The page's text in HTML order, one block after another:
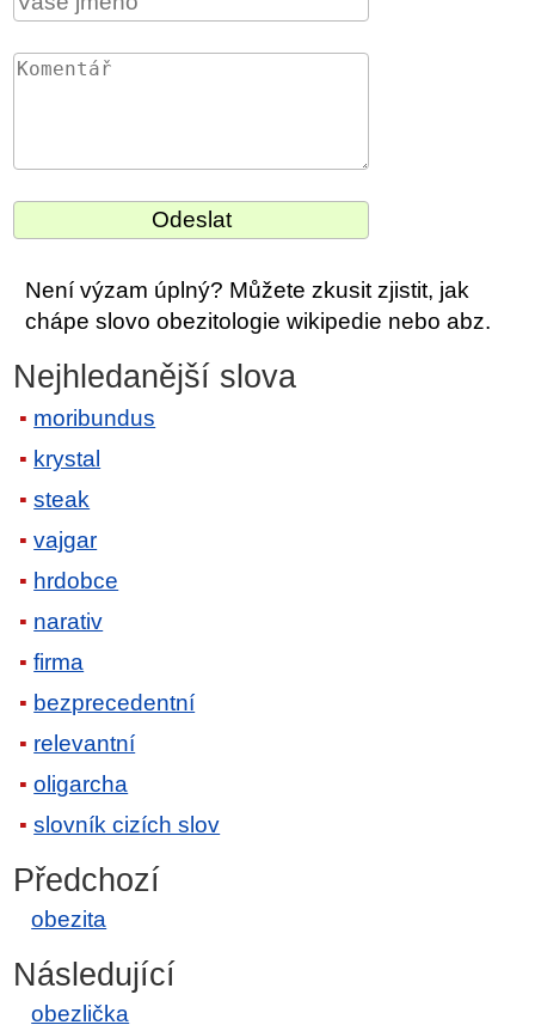
Není výzam úplný? Můžete zkusit zjistit, jak
chápe slovo obezitologie wikipedie nebo abz.
Nejhledanější slova
moribundus
krystal
steak
vajgar
hrdobce
narativ
firma
bezprecedentní
relevantní
oligarcha
slovník cizích slov
Předchozí
obezita
Následující
obezlička